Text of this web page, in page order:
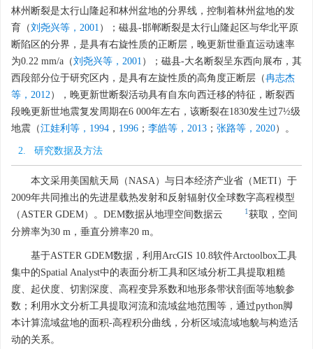
林州断裂是太行山隆起和林州盆地的分界线，控制着林州盆地的发
育（刘尧兴等，2001 ）；磁县-邯郸断裂是太行山隆起区与华北平原
断陷区的分界，是具有右旋性质的正断层，晚更新世垂直运动速率
为0.22 mm/a（刘尧兴等，2001 ）；磁县-大名断裂呈东西向展布，其
西段部分位于研究区内，是具有左旋性质的高角度正断层（冉志杰
等，2012 ），晚更新世断裂活动具有自东向西迁移的特征，断裂西
段晚更新世地震复发周期在6 000年左右，该断裂在1830发生过7½级
地震（江娃利等，1994 ， 1996 ； 李皓等，2013 ； 张路等，2020）。
2. 研究数据及方法
本文采用美国航天局（NASA）与日本经济产业省（METI）于
2009年共同推出的先进星载热发射和反射辐射仪全球数字高程模型
（ASTER GDEM）。DEM数据从地理空间数据云
1 获取，空间
分辨率为30 m，垂直分辨率20 m。
基于ASTER GDEM数据，利用ArcGIS 10.8软件Arctoolbox工具
集中的Spatial Analyst中的表面分析工具和区域分析工具提取粗糙
度、起伏度、切割深度、高程变异系数和地形条带状剖面等地貌参
数；利用水文分析工具提取河流和流域盆地范围等，通过python脚
本计算流域盆地的面积-高程积分曲线，分析区域流域地貌与构造活
动的关系。